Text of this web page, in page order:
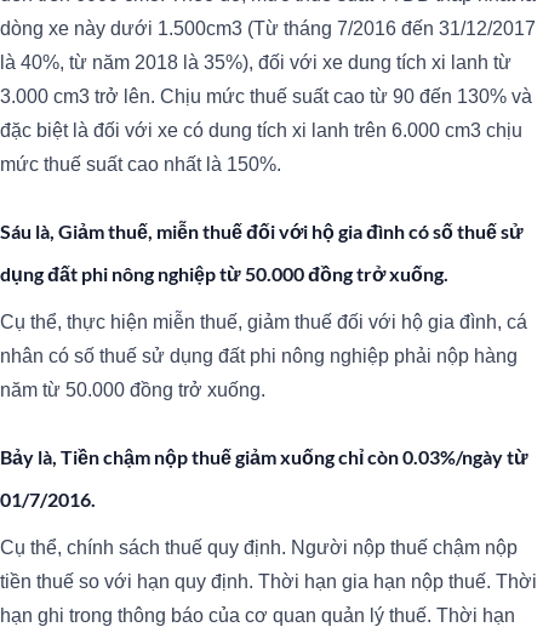
dòng xe này dưới 1.500cm3 (Từ tháng 7/2016 đến 31/12/2017
là 40%, từ năm 2018 là 35%), đối với xe dung tích xi lanh từ
3.000 cm3 trở lên. Chịu mức thuế suất cao từ 90 đến 130% và
đặc biệt là đối với xe có dung tích xi lanh trên 6.000 cm3 chịu
mức thuế suất cao nhất là 150%.
Sáu là, Giảm thuế, miễn thuế đối với hộ gia đình có số thuế sử
dụng đất phi nông nghiệp từ 50.000 đồng trở xuống.
Cụ thể, thực hiện miễn thuế, giảm thuế đối với hộ gia đình, cá
nhân có số thuế sử dụng đất phi nông nghiệp phải nộp hàng
năm từ 50.000 đồng trở xuống.
Bảy là, Tiền chậm nộp thuế giảm xuống chỉ còn 0.03%/ngày từ
01/7/2016.
Cụ thể, chính sách thuế quy định. Người nộp thuế chậm nộp
tiền thuế so với hạn quy định. Thời hạn gia hạn nộp thuế. Thời
hạn ghi trong thông báo của cơ quan quản lý thuế. Thời hạn